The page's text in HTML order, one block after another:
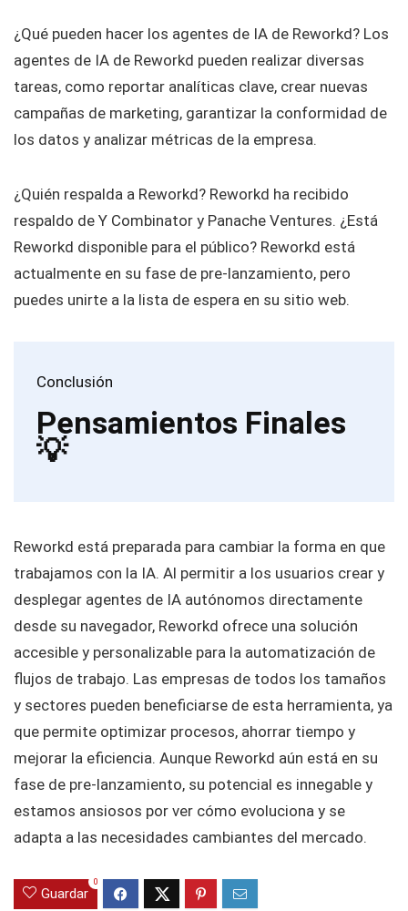
¿Qué pueden hacer los agentes de IA de Reworkd? Los
agentes de IA de Reworkd pueden realizar diversas
tareas, como reportar analíticas clave, crear nuevas
campañas de marketing, garantizar la conformidad de
los datos y analizar métricas de la empresa.
¿Quién respalda a Reworkd? Reworkd ha recibido
respaldo de Y Combinator y Panache Ventures. ¿Está
Reworkd disponible para el público? Reworkd está
actualmente en su fase de pre-lanzamiento, pero
puedes unirte a la lista de espera en su sitio web.
Conclusión
Pensamientos Finales
💡
Reworkd está preparada para cambiar la forma en que
trabajamos con la IA. Al permitir a los usuarios crear y
desplegar agentes de IA autónomos directamente
desde su navegador, Reworkd ofrece una solución
accesible y personalizable para la automatización de
flujos de trabajo. Las empresas de todos los tamaños
y sectores pueden beneficiarse de esta herramienta, ya
que permite optimizar procesos, ahorrar tiempo y
mejorar la eficiencia. Aunque Reworkd aún está en su
fase de pre-lanzamiento, su potencial es innegable y
estamos ansiosos por ver cómo evoluciona y se
adapta a las necesidades cambiantes del mercado.
Guardar
0